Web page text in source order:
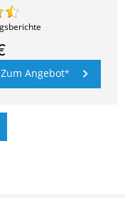
Zum Angebot